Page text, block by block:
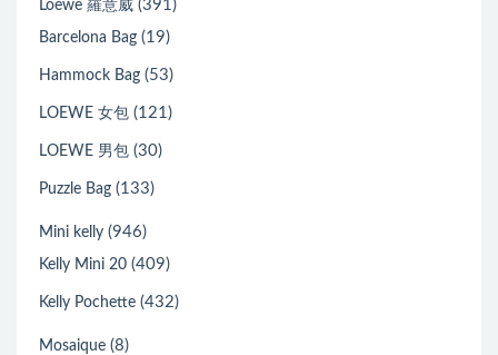
Loewe 羅意威 (391)
Barcelona Bag (19)
Hammock Bag (53)
LOEWE 女包 (121)
LOEWE 男包 (30)
Puzzle Bag (133)
Mini kelly (946)
Kelly Mini 20 (409)
Kelly Pochette (432)
Mosaique (8)